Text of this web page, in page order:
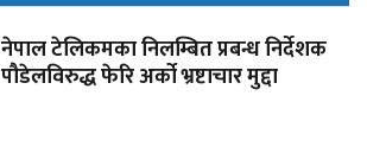
नेपाल टेलिकमका निलम्बित प्रबन्ध निर्देशक
पौडेलविरुद्ध फेरि अर्को भ्रष्टाचार मुद्दा